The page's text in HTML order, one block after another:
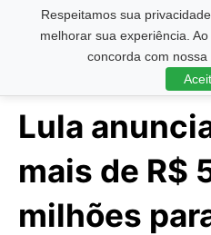
Respeitamos sua
melhorar sua experiência.
concorda com nossa
Pesquisar ...
Lula
mais de R$
milhões